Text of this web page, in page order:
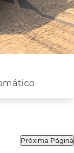
Próxima Página